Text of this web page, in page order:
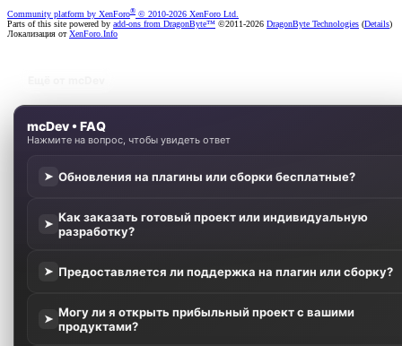
Community platform by XenForo® © 2010-2026 XenForo Ltd.
Parts of this site powered by add-ons from DragonByte™ ©2011-2026 DragonByte Technologies (Details)
Локализация отXenForo.Info
mcDev • FAQ
Нажмите на вопрос, чтобы увидеть ответ
➤ Обновления на плагины или сборки бесплатные?
➤ Как заказать готовый проект или индивидуальную
разработку?
➤ Предоставляется ли поддержка на плагин или сборку?
➤ Могу ли я открыть прибыльный проект с вашими
продуктами?